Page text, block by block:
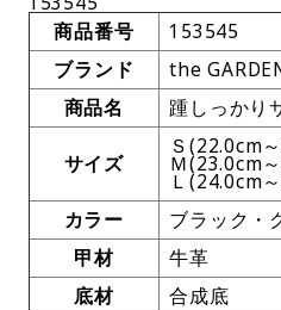
商品番号
153545
ブランド
the
商品名
踵しっかり
サイズ
Ｓ(22.0cm
Ｍ(23.0cm
Ｌ(24.0cm
カラー
ブラック・
甲材
牛革
底材
合成底